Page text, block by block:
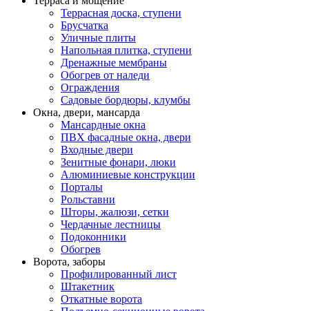
Террасная доска, ступени
Брусчатка
Уличные плиты
Напольная плитка, ступени
Дренажные мембраны
Обогрев от наледи
Ограждения
Садовые бордюры, клумбы
Окна, двери, мансарда
Мансардные окна
ПВХ фасадные окна, двери
Входные двери
Зенитные фонари, люки
Алюминиевые конструкции
Порталы
Рольставни
Шторы, жалюзи, сетки
Чердачные лестницы
Подоконники
Обогрев
Ворота, заборы
Профилированный лист
Штакетник
Откатные ворота